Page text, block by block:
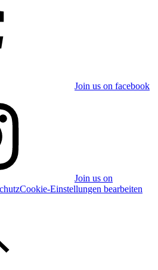
Join us on facebook
Join us on
Cookie-Einstellungen bearbeiten